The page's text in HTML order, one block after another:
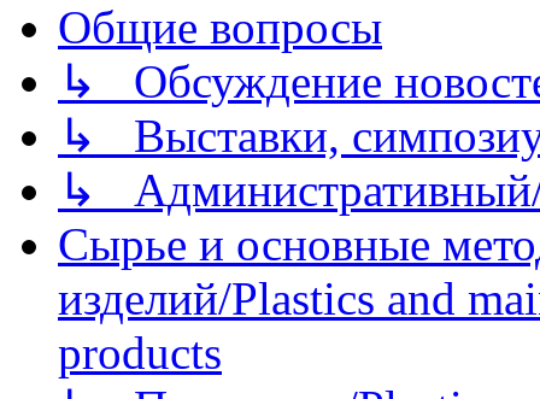
Общие вопросы
↳ Обсуждение
↳ Выставки,
↳
Сырье и основные
изделий/Plastics and
products